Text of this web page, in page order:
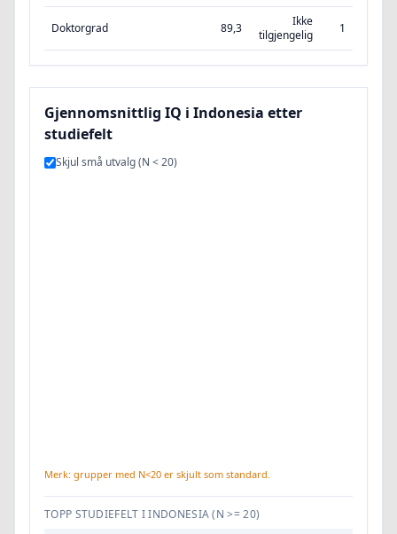
Doktorgrad 89,3
Ikke
tilgjengelig
1
Gjennomsnittlig IQ i Indonesia etter
studiefelt
Skjul små utvalg (N < 20)
Merk: grupper med N<20 er skjult som standard.
TOPP STUDIEFELT I INDONESIA (N >= 20)